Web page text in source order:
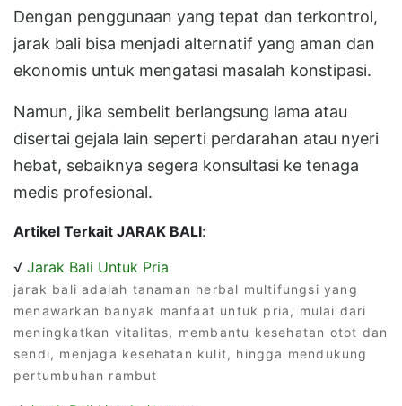
Dengan penggunaan yang tepat dan terkontrol,
jarak bali bisa menjadi alternatif yang aman dan
ekonomis untuk mengatasi masalah konstipasi.
Namun, jika sembelit berlangsung lama atau
disertai gejala lain seperti perdarahan atau nyeri
hebat, sebaiknya segera konsultasi ke tenaga
medis profesional.
Artikel Terkait JARAK BALI:
√ Jarak Bali Untuk Pria
jarak bali adalah tanaman herbal multifungsi yang
menawarkan banyak manfaat untuk pria, mulai dari
meningkatkan vitalitas, membantu kesehatan otot dan
sendi, menjaga kesehatan kulit, hingga mendukung
pertumbuhan rambut